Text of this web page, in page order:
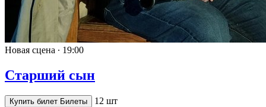
Новая сцена ∙ 19:00
Старший сын
Купить билет Билеты 12 шт